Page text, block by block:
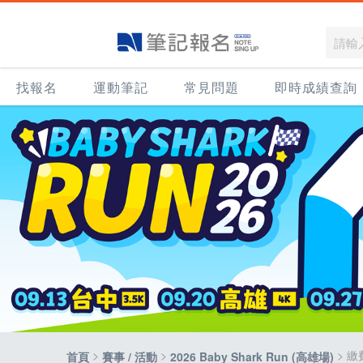
找報名 運動筆記 常見問題 即時成績查詢
首頁 > 賽事 / 活動 > 2026 Baby Shark Run (高雄場) > 繳